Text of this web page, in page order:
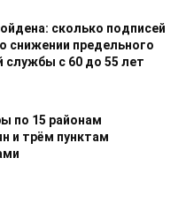
сколько подписей
снижении предельного
службы с 60 до 55 лет
по 15 районам
и трём пунктам